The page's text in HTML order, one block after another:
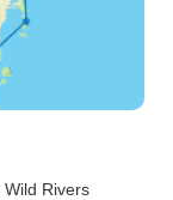
Wild Rivers